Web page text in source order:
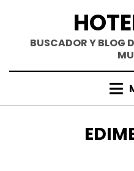
contenidoBUSCADOR Y BLOG
: